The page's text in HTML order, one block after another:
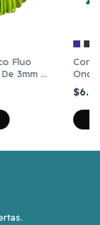
Fluo
3mm X